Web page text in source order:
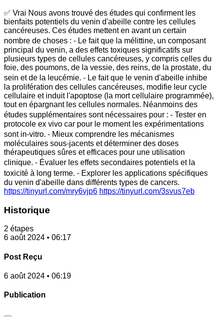
✅ Vrai Nous avons trouvé des études qui confirment les
bienfaits potentiels du venin d'abeille contre les cellules
cancéreuses. Ces études mettent en avant un certain
nombre de choses : ⁃ Le fait que la mélittine, un composant
principal du venin, a des effets toxiques significatifs sur
plusieurs types de cellules cancéreuses, y compris celles du
foie, des poumons, de la vessie, des reins, de la prostate, du
sein et de la leucémie. ⁃ Le fait que le venin d'abeille inhibe
la prolifération des cellules cancéreuses, modifie leur cycle
cellulaire et induit l'apoptose (la mort cellulaire programmée),
tout en épargnant les cellules normales. Néanmoins des
études supplémentaires sont nécessaires pour : ⁃ Tester en
protocole ex vivo car pour le moment les expérimentations
sont in-vitro. ⁃ Mieux comprendre les mécanismes
moléculaires sous-jacents et déterminer des doses
thérapeutiques sûres et efficaces pour une utilisation
clinique. ⁃ Évaluer les effets secondaires potentiels et la
toxicité à long terme. ⁃ Explorer les applications spécifiques
du venin d'abeille dans différents types de cancers.
https://tinyurl.com/mry6vjp6 https://tinyurl.com/3svus7eb
Historique
2 étapes
6 août 2024 • 06:17
Post Reçu
6 août 2024 • 06:19
Publication